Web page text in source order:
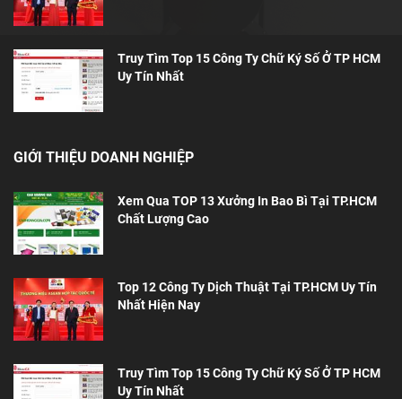
Truy Tìm Top 15 Công Ty Chữ Ký Số Ở TP HCM
Uy Tín Nhất
GIỚI THIỆU DOANH NGHIỆP
Xem Qua TOP 13 Xưởng In Bao Bì Tại TP.HCM
Chất Lượng Cao
Top 12 Công Ty Dịch Thuật Tại TP.HCM Uy Tín
Nhất Hiện Nay
Truy Tìm Top 15 Công Ty Chữ Ký Số Ở TP HCM
Uy Tín Nhất